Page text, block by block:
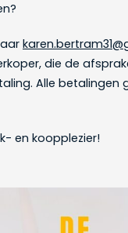
die de
Alle betalingen
en koopplezier!